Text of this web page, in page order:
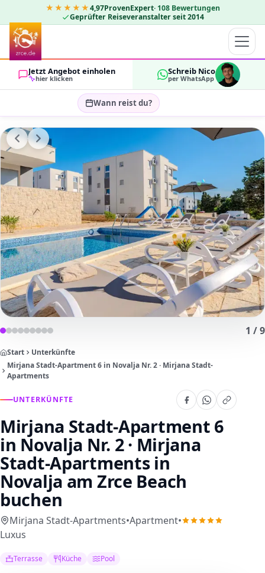
★★★★★4,97ProvenExpert· 108 Bewertungen
Geprüfter Reiseveranstalter seit 2014
Jetzt Angebot einholen
hier klicken
Schreib Nico
per WhatsApp
Wann reist du?
Reisezeitraum wählen…
GÄSTE
2
1 /9
Start
Unterkünfte
Mirjana Stadt-Apartment 6 in Novalja Nr. 2 · Mirjana Stadt-
Apartments
UNTERKÜNFTE
Mirjana Stadt-Apartment 6
in Novalja Nr. 2 · Mirjana
Stadt-Apartments in
Novalja am Zrce Beach
buchen
Mirjana Stadt-Apartments•Apartment•
Luxus
Terrasse Küche Pool